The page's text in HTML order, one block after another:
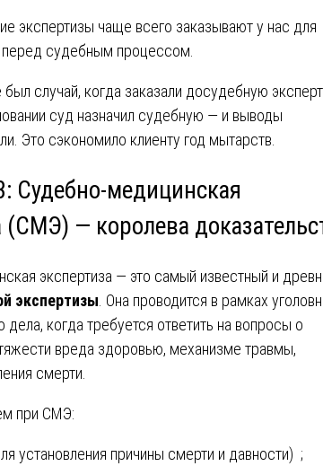
экспертизы чаще всего заказывают у нас для
перед судебным процессом.
случай, когда заказали досудебную
суд назначил судебную — и выводы
Это сэкономило клиенту год мытарств.
Судебно-медицинская
(СМЭ) — королева
экспертиза — это самый известный и
экспертизы . Она проводится в рамках
дела, когда требуется ответить на вопросы о
вреда здоровью, механизме травмы,
смерти.
при СМЭ:
установления причины смерти и давности) ;